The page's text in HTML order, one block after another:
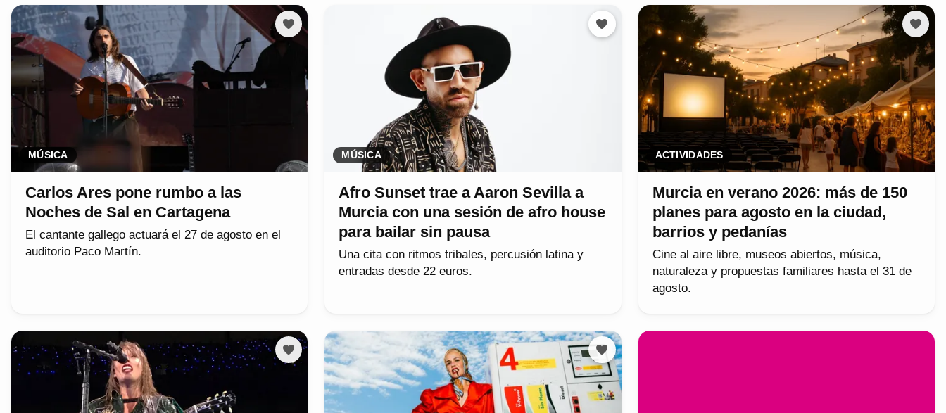
MÚSICA
Carlos Ares pone rumbo a las
Noches de Sal en Cartagena
El cantante gallego actuará el 27 de agosto en el
auditorio Paco Martín.
MÚSICA
Afro Sunset trae a Aaron Sevilla a
Murcia con una sesión de afro house
para bailar sin pausa
Una cita con ritmos tribales, percusión latina y
entradas desde 22 euros.
ACTIVIDADES
Murcia en verano 2026: más de 150
planes para agosto en la ciudad,
barrios y pedanías
Cine al aire libre, museos abiertos, música,
naturaleza y propuestas familiares hasta el 31 de
agosto.